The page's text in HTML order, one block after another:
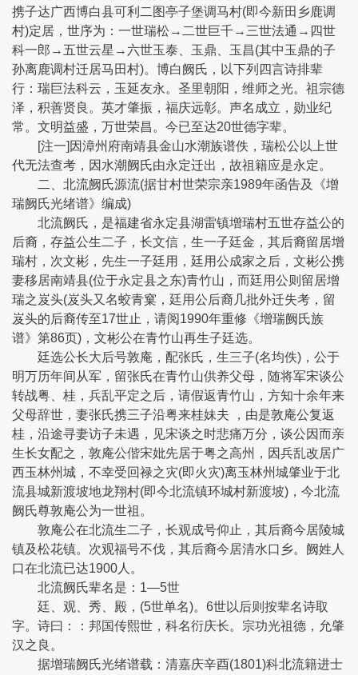
携子达广西博白县可利二图亭子堡调马村(即今新田乡鹿调
村)定居，世序为：一世瑞松→二世巨千→三世法通→四世
科一郎→五世云星→六世玉泰、玉鼎、玉昌(其中玉鼎的子
孙离鹿调村迁居马田村)。博白阙氏，以下列四言诗排辈
行：瑞巨法科云，玉延友永。圣里朝阳，维师之光。祖宗德
泽，积善贤良。英才肇振，福庆远彰。声名成立，勋业纪
常。文明益盛，万世荣昌。今已至达20世德字辈。
[注一]因漳州府南靖县金山水潮族谱佚，瑞松公以上世
代无法查考，因水潮阙氏由永定迁出，故祖籍应是永定。
二、北流阙氏源流(据甘村世荣宗亲1989年函告及《增
瑞阙氏光绪谱》编成)
北流阙氏，是福建省永定县湖雷镇增瑞村五世存益公的
后裔，存益公生二子，长文信，生一子廷金，其后裔留居增
瑞村，次文彬，先生一子廷用，廷用公成家之后，文彬公携
妻移居南靖县(位于永定县之东)青竹山，而廷用公则留居增
瑞之岌头(岌头又名蛟青窠，廷用公后裔几批外迁失考，留
岌头的后裔传至17世止，请阅1990年重修《增瑞阙氏族
谱》第86页)，文彬公在青竹山再生子廷选。
廷选公长大后号敦庵，配张氏，生三子(名均佚)，公于
明万历年间从军，留张氏在青竹山供养父母，随将军宋谈公
转战粤、桂，兵乱平定之后，请假返青竹山，方知十余年来
父母辞世，妻张氏携三子沿粤来桂妹夫 ，由是敦庵公复返
桂，沿途寻妻访子未遇，见宋谈之时悲痛万分，谈公因而亲
生长女配之，敦庵公偕宋妣先居于粤之高州，因兵乱改居广
西玉林州城，不幸受回禄之灾(即火灾)离玉林州城肇业于北
流县城新渡坡地龙翔村(即今北流镇环城村新渡坡)，今北流
阙氏尊敦庵公为一世祖。
敦庵公在北流生二子，长观成号仰止，其后裔今居陵城
镇及松花镇。次观福号不伐，其后裔今居清水口乡。阙姓人
口在北流已达1900人。
北流阙氏辈名是：1—5世
廷、观、秀、殿，(5世单名)。6世以后则按辈名诗取
字。诗曰：：邦国传熙世，科名衍庆长。宗功光祖德，允肇
汉之良。
据增瑞阙氏光绪谱载：清嘉庆辛酉(1801)科北流籍进士